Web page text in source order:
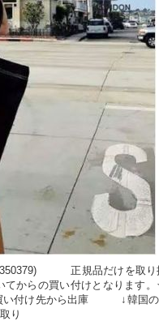
正規品だけを取
てからの買い付けとなります
付け先から出庫　　　↓韓国
お受け取り